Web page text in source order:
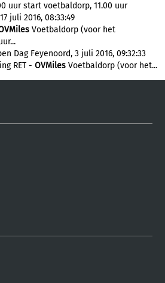
uur start voetbaldorp, 11.00 uur
juli 2016, 08:33:49
Voetbaldorp (voor het
Dag Feyenoord, 3 juli 2016, 09:32:33
RET - OVMiles Voetbaldorp (voor het...